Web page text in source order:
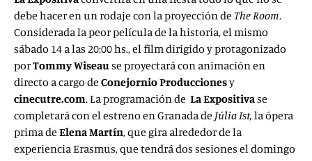
debe hacer en un rodaje con la proyección de The Room.
Considerada la peor película de la historia, el mismo
sábado 14 a las 20:00 hs., el film dirigido y protagonizado
porTommy Wiseause proyectará con animación en
directo a cargo de Conejornio Produccionesy
cinecutre.com. La programación de La Expositivase
completará con el estreno en Granada de Júlia Ist, la ópera
prima de Elena Martín, que gira alrededor de la
experiencia Erasmus, que tendrá dos sesiones el domingo